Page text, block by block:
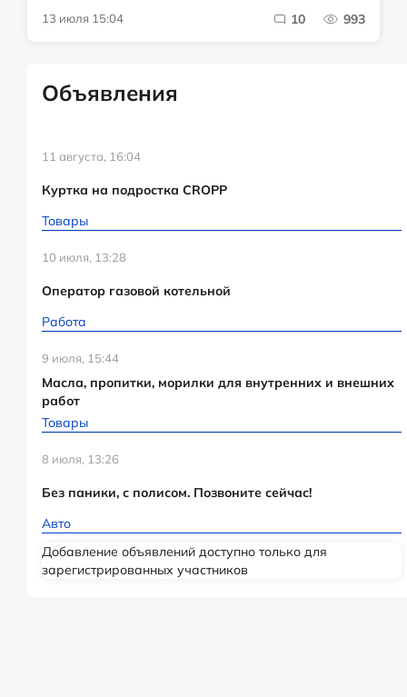
13 июля 15:04 10 993
Объявления
11 августа, 16:04
Куртка на подростка CROPP
Товары
10 июля, 13:28
Оператор газовой котельной
Работа
9 июля, 15:44
Масла, пропитки, морилки для внутренних и внешних
работ
Товары
8 июля, 13:26
Без паники, с полисом. Позвоните сейчас!
Авто
Добавление объявлений доступно только для
зарегистрированных участников